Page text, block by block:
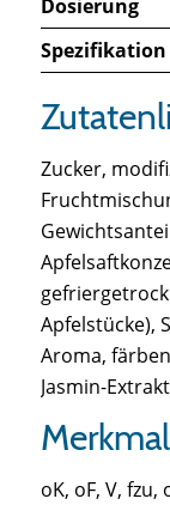
Dosierung
Spezifikation
Zucker,
Apfelstücke),
Aroma,
Jasmin-
oK, oF, V, fzu,